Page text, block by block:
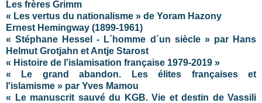
Les frères Grimm
« Les vertus du nationalisme » de Yoram Hazony
Ernest Hemingway (1899-1961)
« Stéphane Hessel - L´homme d´un siècle » par Hans
Helmut Grotjahn et Antje Starost
« Histoire de l'islamisation française 1979-2019 »
« Le grand abandon. Les élites françaises et
l'islamisme » par Yves Mamou
« Le manuscrit sauvé du KGB. Vie et destin de Vassili